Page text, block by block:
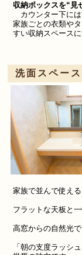
収納ボックスを“見
カウンター下には
家族ごとの衣類や
すい収納スペースに
洗面スペー
家族で並んで使え
フラットな天板と
高窓からの自然光
「朝の支度ラッシ